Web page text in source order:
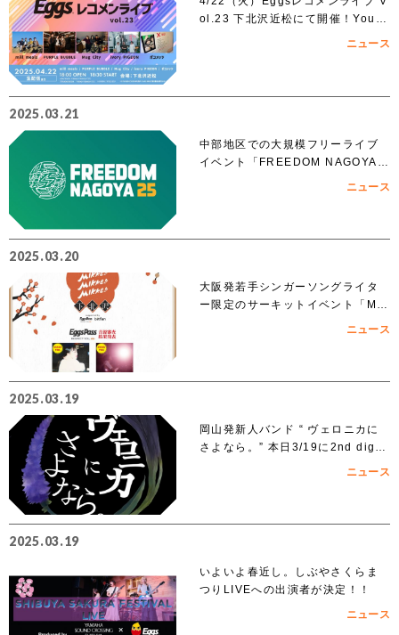
ol.23 下北沢近松にて開催！YouT
ニュース
2025.03.21
中部地区での大規模フリーライブ
イベント「FREEDOM NAGOYA 2
ニュース
2025.03.20
大阪発若手シンガーソングライタ
ー限定のサーキットイベント「MIK
ニュース
2025.03.19
岡山発新人バンド “ ヴェロニカに
さよなら。” 本日3/19に2nd digit
ニュース
2025.03.19
いよいよ春近し。しぶやさくらま
つりLIVEへの出演者が決定！！
ニュース